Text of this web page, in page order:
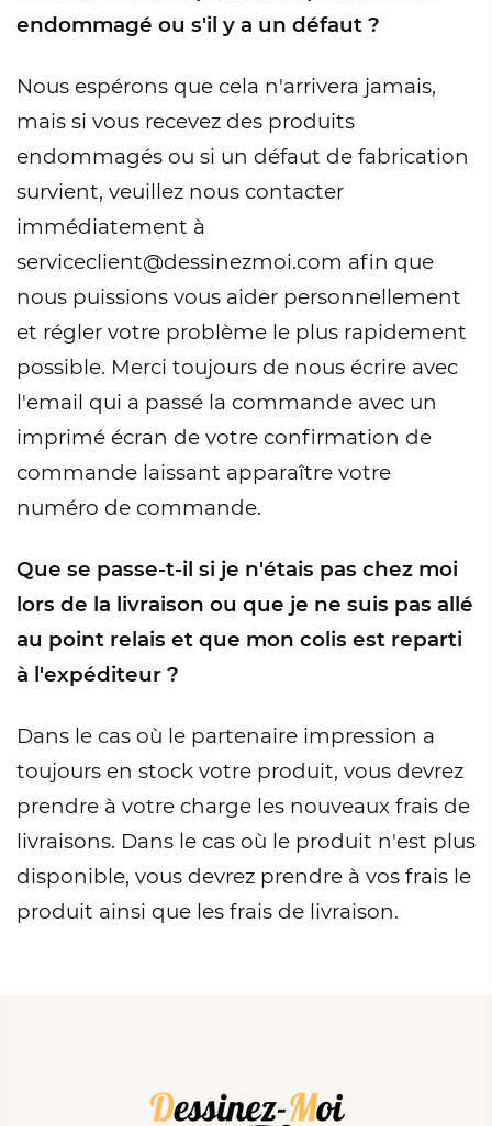
endommagé ou s'il y a un défaut ?
Nous espérons que cela n'arrivera jamais,
mais si vous recevez des produits
endommagés ou si un défaut de fabrication
survient, veuillez nous contacter
immédiatement à
serviceclient@dessinezmoi.com afin que
nous puissions vous aider personnellement
et régler votre problème le plus rapidement
possible. Merci toujours de nous écrire avec
l'email qui a passé la commande avec un
imprimé écran de votre confirmation de
commande laissant apparaître votre
numéro de commande.
Que se passe-t-il si je n'étais pas chez moi
lors de la livraison ou que je ne suis pas allé
au point relais et que mon colis est reparti
à l'expéditeur ?
Dans le cas où le partenaire impression a
toujours en stock votre produit, vous devrez
prendre à votre charge les nouveaux frais de
livraisons. Dans le cas où le produit n'est plus
disponible, vous devrez prendre à vos frais le
produit ainsi que les frais de livraison.